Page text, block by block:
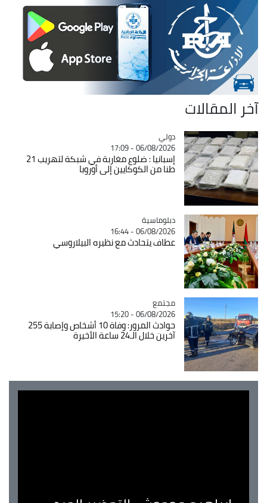
آخر المقالات
Catégorie
دولي
06/08/2026 - 17:09
إسبانيا : ضلوع مغاربة في شبكة لتهريب 21
طنا من الكوكايين إلى أوروبا
Catégorie
دبلوماسية
06/08/2026 - 16:44
عطاف يتحادث مع نظيره البيلاروسي
Catégorie
مجتمع
06/08/2026 - 15:20
حوادث المرور: وفاة 10 أشخاص وإصابة 255
آخرين خلال الـ24 ساعة الأخيرة